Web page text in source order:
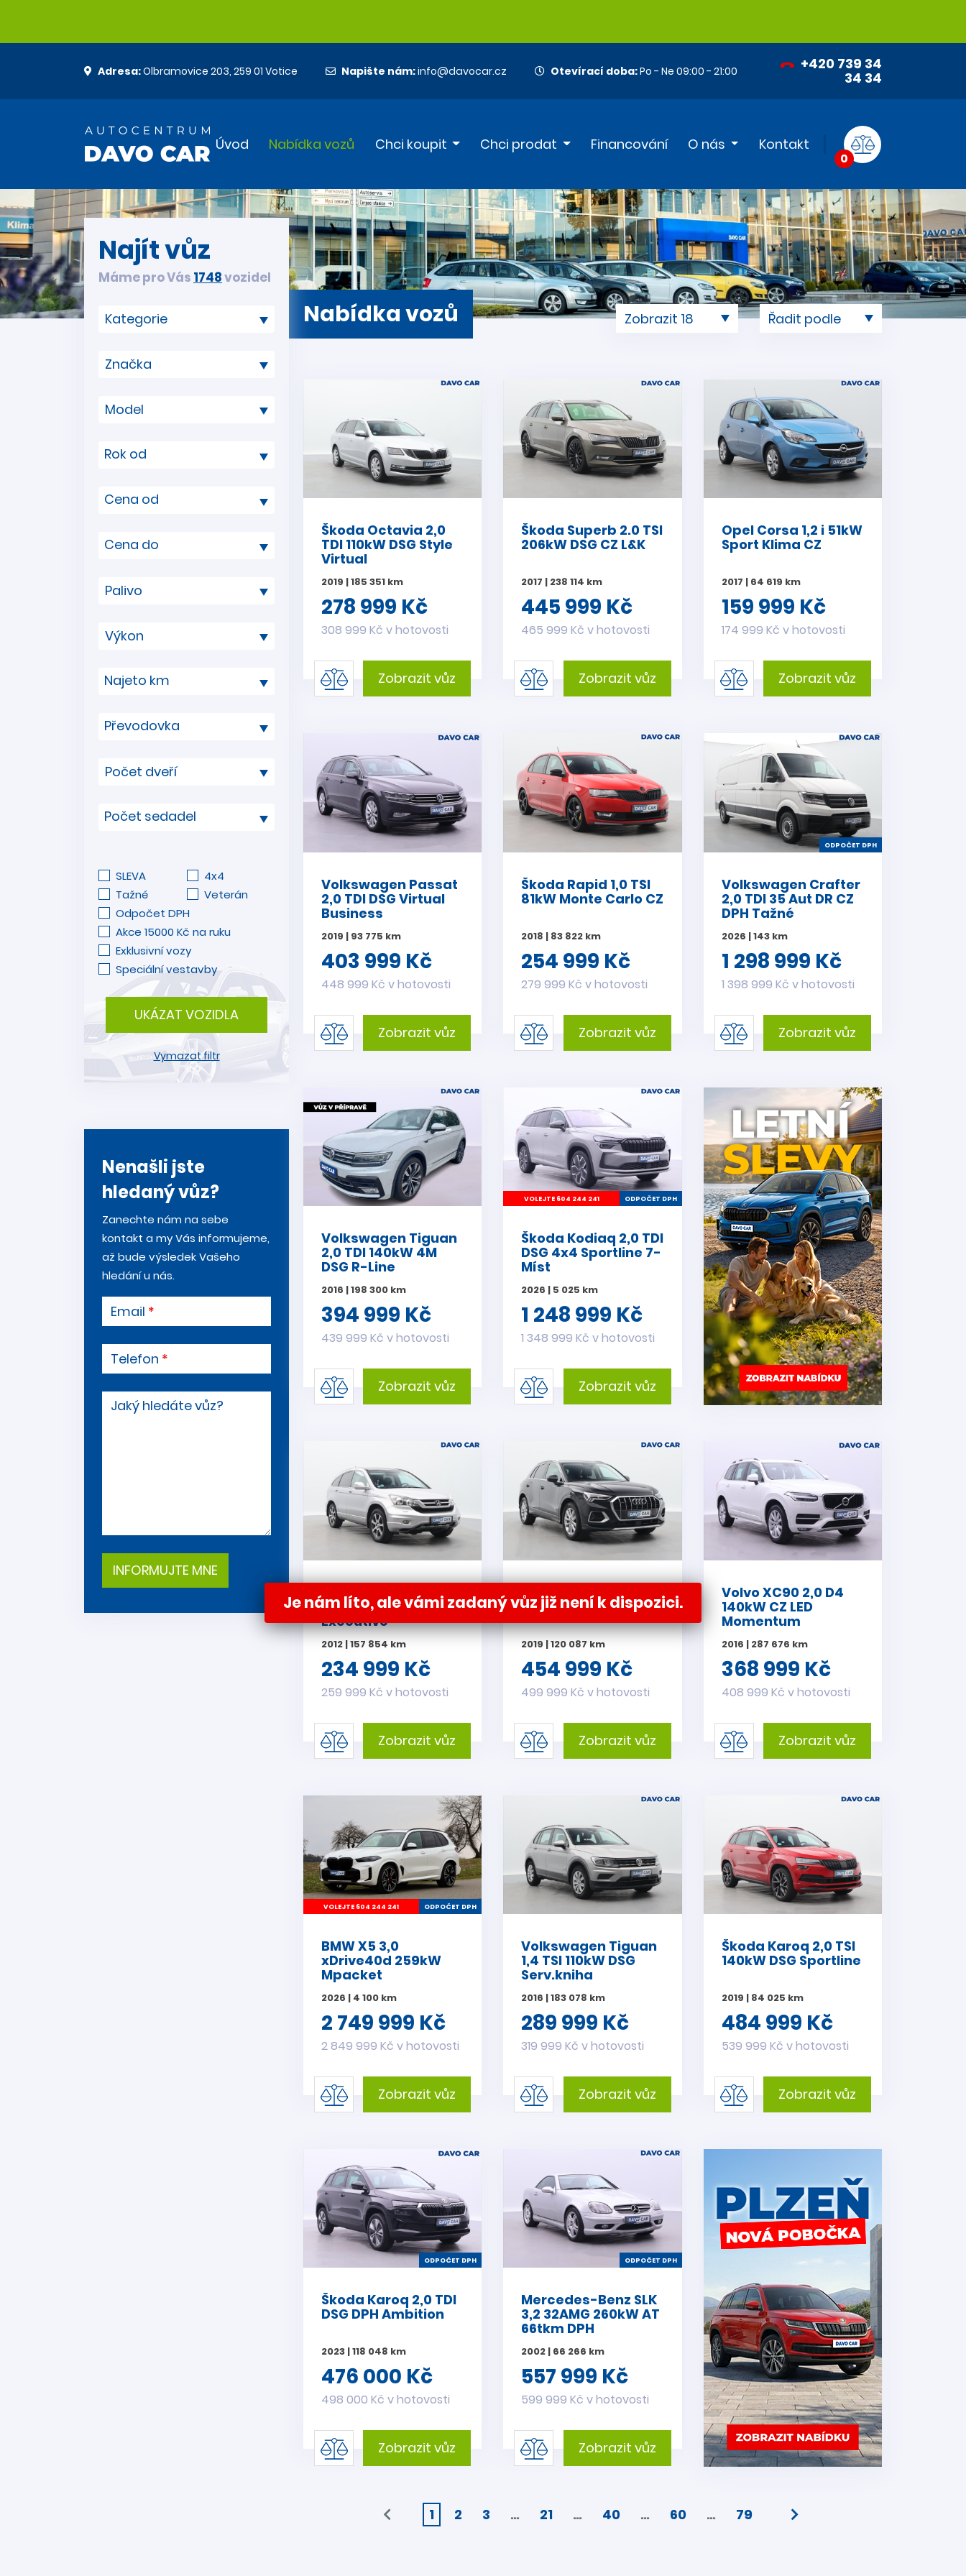
Je nám líto, ale vámi zadaný vůz již není k dispozici.
Adresa:Olbramovice 203, 259 01 Votice Napište nám:info@davocar.cz Otevírací doba:Po - Ne 09:00 - 21:00 +420 739 34
34 34
Úvod Nabídka vozů Chci koupit Chci prodat Financování O nás Kontakt
0
Nabídka vozů
Najít vůz
Máme pro Vás 1748vozidel
Rok od
Cena od
Cena do
Najeto km
Převodovka
Počet sedadel
SLEVA
4x4
Tažné
Veterán
Odpočet DPH
Akce 15000 Kč na ruku
Exklusivní vozy
Speciální vestavby
UKÁZAT VOZIDLA
Vymazat filtr
Nenašli jste
hledaný vůz?
Zanechte nám na sebe
kontakt a my Vás informujeme,
až bude výsledek Vašeho
hledání u nás.
Email
Telefon
Jaký hledáte vůz?
Škoda Octavia 2,0
TDI 110kW DSG Style
Virtual
2019 | 185 351 km
278 999 Kč
308 999 Kč v hotovosti
Zobrazit vůz
Škoda Superb 2.0 TSI
206kW DSG CZ L&K
2017 | 238 114 km
445 999 Kč
465 999 Kč v hotovosti
Zobrazit vůz
Opel Corsa 1,2 i 51kW
Sport Klima CZ
2017 | 64 619 km
159 999 Kč
174 999 Kč v hotovosti
Zobrazit vůz
Volkswagen Passat
2,0 TDI DSG Virtual
Business
2019 | 93 775 km
403 999 Kč
448 999 Kč v hotovosti
Zobrazit vůz
Škoda Rapid 1,0 TSI
81kW Monte Carlo CZ
2018 | 83 822 km
254 999 Kč
279 999 Kč v hotovosti
Zobrazit vůz
ODPOČET DPH
Volkswagen Crafter
2,0 TDI 35 Aut DR CZ
DPH Tažné
2026 | 143 km
1 298 999 Kč
1 398 999 Kč v hotovosti
Zobrazit vůz
Volkswagen Tiguan
2,0 TDI 140kW 4M
DSG R-Line
2016 | 198 300 km
394 999 Kč
439 999 Kč v hotovosti
Zobrazit vůz
VOLEJTE 604 244 241 ODPOČET DPH
Škoda Kodiaq 2,0 TDI
DSG 4x4 Sportline 7-
Míst
2026 | 5 025 km
1 248 999 Kč
1 348 999 Kč v hotovosti
Zobrazit vůz
Honda CR-V 2,0
VTEC Automat 4x4
Executive
2012 | 157 854 km
234 999 Kč
259 999 Kč v hotovosti
Zobrazit vůz
Audi Q3 2,0 40 TFSI
Aut. quattro LED
2019 | 120 087 km
454 999 Kč
499 999 Kč v hotovosti
Zobrazit vůz
Volvo XC90 2,0 D4
140kW CZ LED
Momentum
2016 | 287 676 km
368 999 Kč
408 999 Kč v hotovosti
Zobrazit vůz
VOLEJTE 604 244 241 ODPOČET DPH
BMW X5 3,0
xDrive40d 259kW
Mpacket
2026 | 4 100 km
2 749 999 Kč
2 849 999 Kč v hotovosti
Zobrazit vůz
Volkswagen Tiguan
1,4 TSI 110kW DSG
Serv.kniha
2016 | 183 078 km
289 999 Kč
319 999 Kč v hotovosti
Zobrazit vůz
Škoda Karoq 2,0 TSI
140kW DSG Sportline
2019 | 84 025 km
484 999 Kč
539 999 Kč v hotovosti
Zobrazit vůz
ODPOČET DPH
Škoda Karoq 2,0 TDI
DSG DPH Ambition
2023 | 118 048 km
476 000 Kč
498 000 Kč v hotovosti
Zobrazit vůz
ODPOČET DPH
Mercedes-Benz SLK
3,2 32AMG 260kW AT
66tkm DPH
2002 | 66 266 km
557 999 Kč
599 999 Kč v hotovosti
Zobrazit vůz
1 2 3 … 21 … 40 … 60 … 79